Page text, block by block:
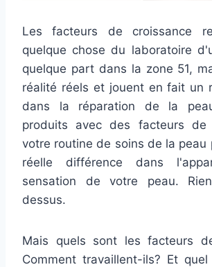
Les facteurs de croissance
quelque chose du laboratoire
quelque part dans la zone 51,
réalité réels et jouent en fait un
dans la réparation de la
produits avec des facteurs de
votre routine de soins de la peau
réelle différence dans
sensation de votre peau.
dessus.
Mais quels sont les facteurs
Comment travaillent-ils? Et